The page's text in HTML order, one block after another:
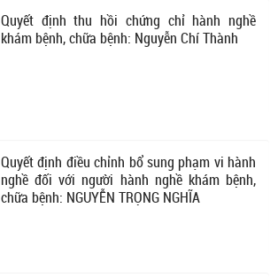
Quyết định thu hồi chứng chỉ hành nghề
khám bệnh, chữa bệnh: Nguyễn Chí Thành
Quyết định điều chỉnh bổ sung phạm vi hành
nghề đối với người hành nghề khám bệnh,
chữa bệnh: NGUYỄN TRỌNG NGHĨA